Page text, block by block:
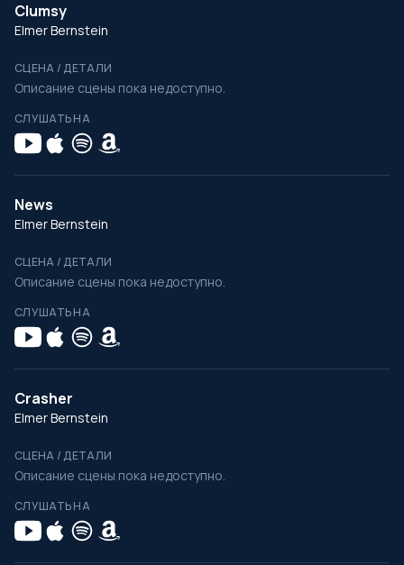
Clumsy
Elmer Bernstein
СЦЕНА / ДЕТАЛИ
Описание сцены пока недоступно.
СЛУШАТЬ НА
News
Elmer Bernstein
СЦЕНА / ДЕТАЛИ
Описание сцены пока недоступно.
СЛУШАТЬ НА
Crasher
Elmer Bernstein
СЦЕНА / ДЕТАЛИ
Описание сцены пока недоступно.
СЛУШАТЬ НА